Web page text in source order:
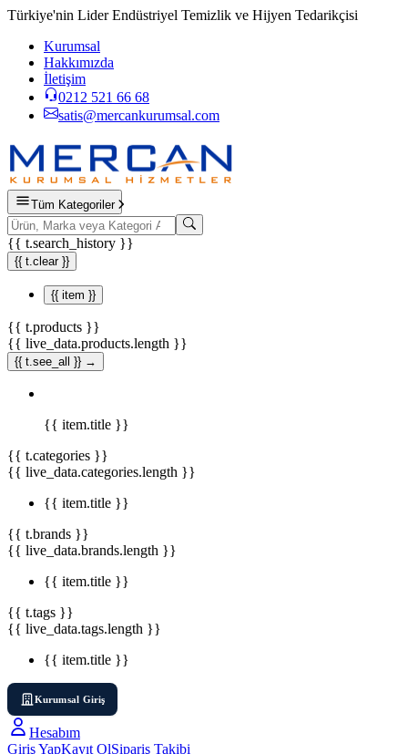
Türkiye'nin Lider Endüstriyel Temizlik ve Hijyen Tedarikçisi
Kurumsal
Hakkımızda
İletişim
0212 521 66 68
satis@mercankurumsal.com
Tüm Kategoriler
{{ t.search_history }}
{{ t.clear }}
{{ item }}
{{ t.products }}
{{ live_data.products.length }}
{{ t.see_all }} →
{{ item.title }}
{{ t.categories }}
{{ live_data.categories.length }}
{{ item.title }}
{{ t.brands }}
{{ live_data.brands.length }}
{{ item.title }}
{{ t.tags }}
{{ live_data.tags.length }}
{{ item.title }}
Kurumsal Giriş
Hesabım
Giriş YapKayıt OlSipariş Takibi